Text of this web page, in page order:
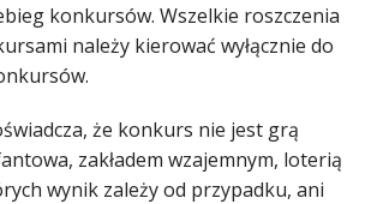
konkursów. Wszelkie roszczenia
należy kierować wyłącznie do
że konkurs nie jest grą
zakładem wzajemnym, loterią
wynik zależy od przypadku, ani